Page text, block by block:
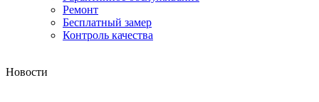
Ремонт
Бесплатный замер
Контроль качества
Новости